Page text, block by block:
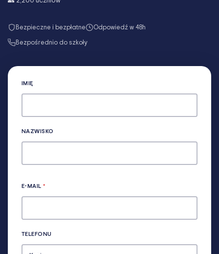
Bezpieczne i bezpłatne Odpowiedź w 48h
Bezpośrednio do szkoły
IMIĘ
NAZWISKO
E-MAIL*
TELEFONU